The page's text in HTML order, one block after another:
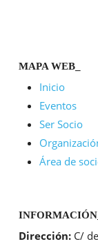
MAPA WEB_
Inicio
Eventos
Ser Socio
Área de
INFORMACIÓN_
Dirección:C/